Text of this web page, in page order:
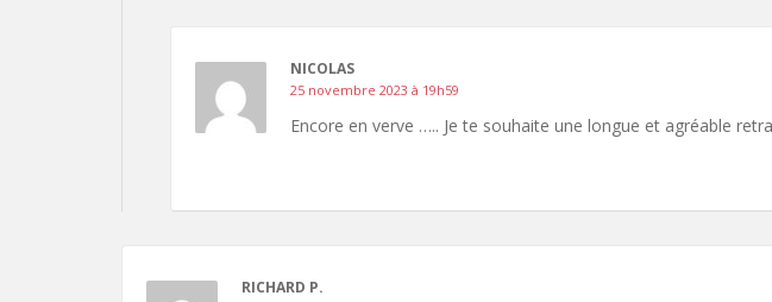
NICOLAS
25 novembre 2023 à 19h59
Encore en verve ….. Je te souhaite une longue et agréable
RICHARD P.